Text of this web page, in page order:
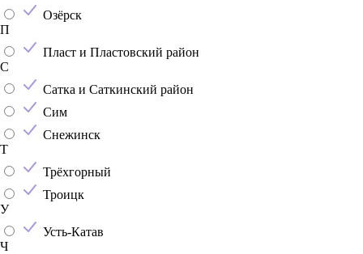
Озёрск
П
Пласт и Пластовский район
С
Сатка и Саткинский район
Сим
Снежинск
Т
Трёхгорный
Троицк
У
Усть-Катав
Ч